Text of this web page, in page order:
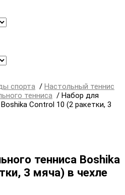
спорта / Настольный теннис
тенниса / Набор для
Control 10 (2 ракетки, 3
тенниса Boshika
3 мяча) в чехле